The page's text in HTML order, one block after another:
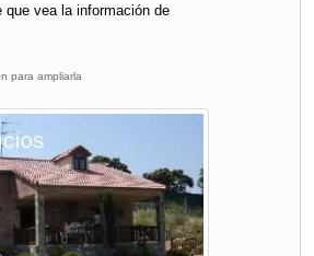
que vea la información de
para ampliarla